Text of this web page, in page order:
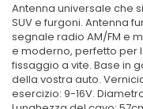
Antenna universale che
SUV e furgoni. Antenna
segnale radio AM/FM e
e moderno, perfetto per
fissaggio a vite. Base in
della vostra auto.
esercizio: 9-16V.